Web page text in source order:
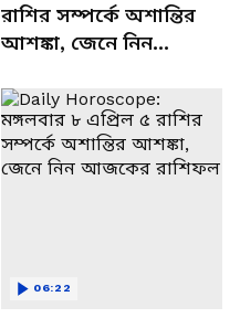
রাশির সম্পর্কে অশান্তির
আশঙ্কা, জেনে নিন
06:22